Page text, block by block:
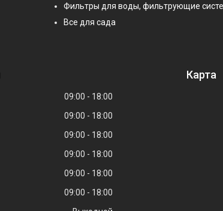
Фильтры для воды, фильтрующие
Все для сада
09:00
18:00
09:00
18:00
09:00
18:00
09:00
18:00
09:00
18:00
09:00
18:00
Карта